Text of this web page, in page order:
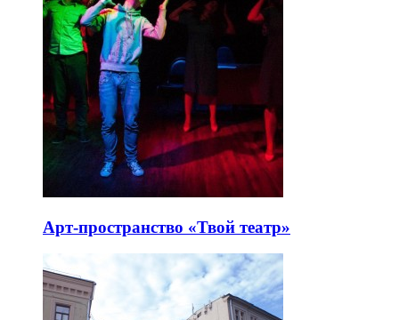
Арт-пространство «Твой театр»